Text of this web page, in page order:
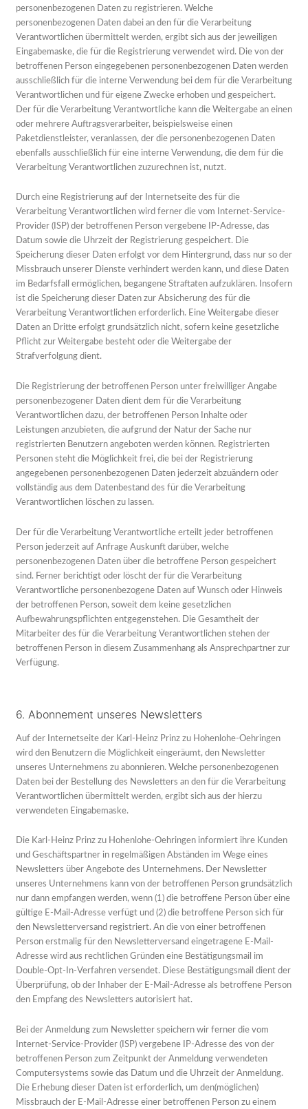
personenbezogenen Daten zu registrieren. Welche
personenbezogenen Daten dabei an den für die Verarbeitung
Verantwortlichen übermittelt werden, ergibt sich aus der jeweiligen
Eingabemaske, die für die Registrierung verwendet wird. Die von der
betroffenen Person eingegebenen personenbezogenen Daten werden
ausschließlich für die interne Verwendung bei dem für die Verarbeitung
Verantwortlichen und für eigene Zwecke erhoben und gespeichert.
Der für die Verarbeitung Verantwortliche kann die Weitergabe an einen
oder mehrere Auftragsverarbeiter, beispielsweise einen
Paketdienstleister, veranlassen, der die personenbezogenen Daten
ebenfalls ausschließlich für eine interne Verwendung, die dem für die
Verarbeitung Verantwortlichen zuzurechnen ist, nutzt.
Durch eine Registrierung auf der Internetseite des für die
Verarbeitung Verantwortlichen wird ferner die vom Internet-Service-
Provider (ISP) der betroffenen Person vergebene IP-Adresse, das
Datum sowie die Uhrzeit der Registrierung gespeichert. Die
Speicherung dieser Daten erfolgt vor dem Hintergrund, dass nur so der
Missbrauch unserer Dienste verhindert werden kann, und diese Daten
im Bedarfsfall ermöglichen, begangene Straftaten aufzuklären. Insofern
ist die Speicherung dieser Daten zur Absicherung des für die
Verarbeitung Verantwortlichen erforderlich. Eine Weitergabe dieser
Daten an Dritte erfolgt grundsätzlich nicht, sofern keine gesetzliche
Pflicht zur Weitergabe besteht oder die Weitergabe der
Strafverfolgung dient.
Die Registrierung der betroffenen Person unter freiwilliger Angabe
personenbezogener Daten dient dem für die Verarbeitung
Verantwortlichen dazu, der betroffenen Person Inhalte oder
Leistungen anzubieten, die aufgrund der Natur der Sache nur
registrierten Benutzern angeboten werden können. Registrierten
Personen steht die Möglichkeit frei, die bei der Registrierung
angegebenen personenbezogenen Daten jederzeit abzuändern oder
vollständig aus dem Datenbestand des für die Verarbeitung
Verantwortlichen löschen zu lassen.
Der für die Verarbeitung Verantwortliche erteilt jeder betroffenen
Person jederzeit auf Anfrage Auskunft darüber, welche
personenbezogenen Daten über die betroffene Person gespeichert
sind. Ferner berichtigt oder löscht der für die Verarbeitung
Verantwortliche personenbezogene Daten auf Wunsch oder Hinweis
der betroffenen Person, soweit dem keine gesetzlichen
Aufbewahrungspflichten entgegenstehen. Die Gesamtheit der
Mitarbeiter des für die Verarbeitung Verantwortlichen stehen der
betroffenen Person in diesem Zusammenhang als Ansprechpartner zur
Verfügung.
6. Abonnement unseres Newsletters
Auf der Internetseite der Karl-Heinz Prinz zu Hohenlohe-Oehringen
wird den Benutzern die Möglichkeit eingeräumt, den Newsletter
unseres Unternehmens zu abonnieren. Welche personenbezogenen
Daten bei der Bestellung des Newsletters an den für die Verarbeitung
Verantwortlichen übermittelt werden, ergibt sich aus der hierzu
verwendeten Eingabemaske.
Die Karl-Heinz Prinz zu Hohenlohe-Oehringen informiert ihre Kunden
und Geschäftspartner in regelmäßigen Abständen im Wege eines
Newsletters über Angebote des Unternehmens. Der Newsletter
unseres Unternehmens kann von der betroffenen Person grundsätzlich
nur dann empfangen werden, wenn (1) die betroffene Person über eine
gültige E-Mail-Adresse verfügt und (2) die betroffene Person sich für
den Newsletterversand registriert. An die von einer betroffenen
Person erstmalig für den Newsletterversand eingetragene E-Mail-
Adresse wird aus rechtlichen Gründen eine Bestätigungsmail im
Double-Opt-In-Verfahren versendet. Diese Bestätigungsmail dient der
Überprüfung, ob der Inhaber der E-Mail-Adresse als betroffene Person
den Empfang des Newsletters autorisiert hat.
Bei der Anmeldung zum Newsletter speichern wir ferner die vom
Internet-Service-Provider (ISP) vergebene IP-Adresse des von der
betroffenen Person zum Zeitpunkt der Anmeldung verwendeten
Computersystems sowie das Datum und die Uhrzeit der Anmeldung.
Die Erhebung dieser Daten ist erforderlich, um den(möglichen)
Missbrauch der E-Mail-Adresse einer betroffenen Person zu einem